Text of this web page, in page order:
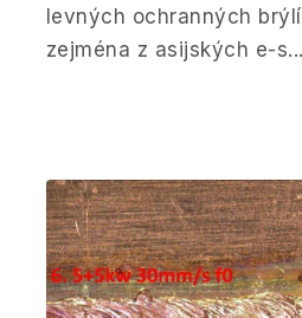
levných ochranných
zejména z asijských e-s...